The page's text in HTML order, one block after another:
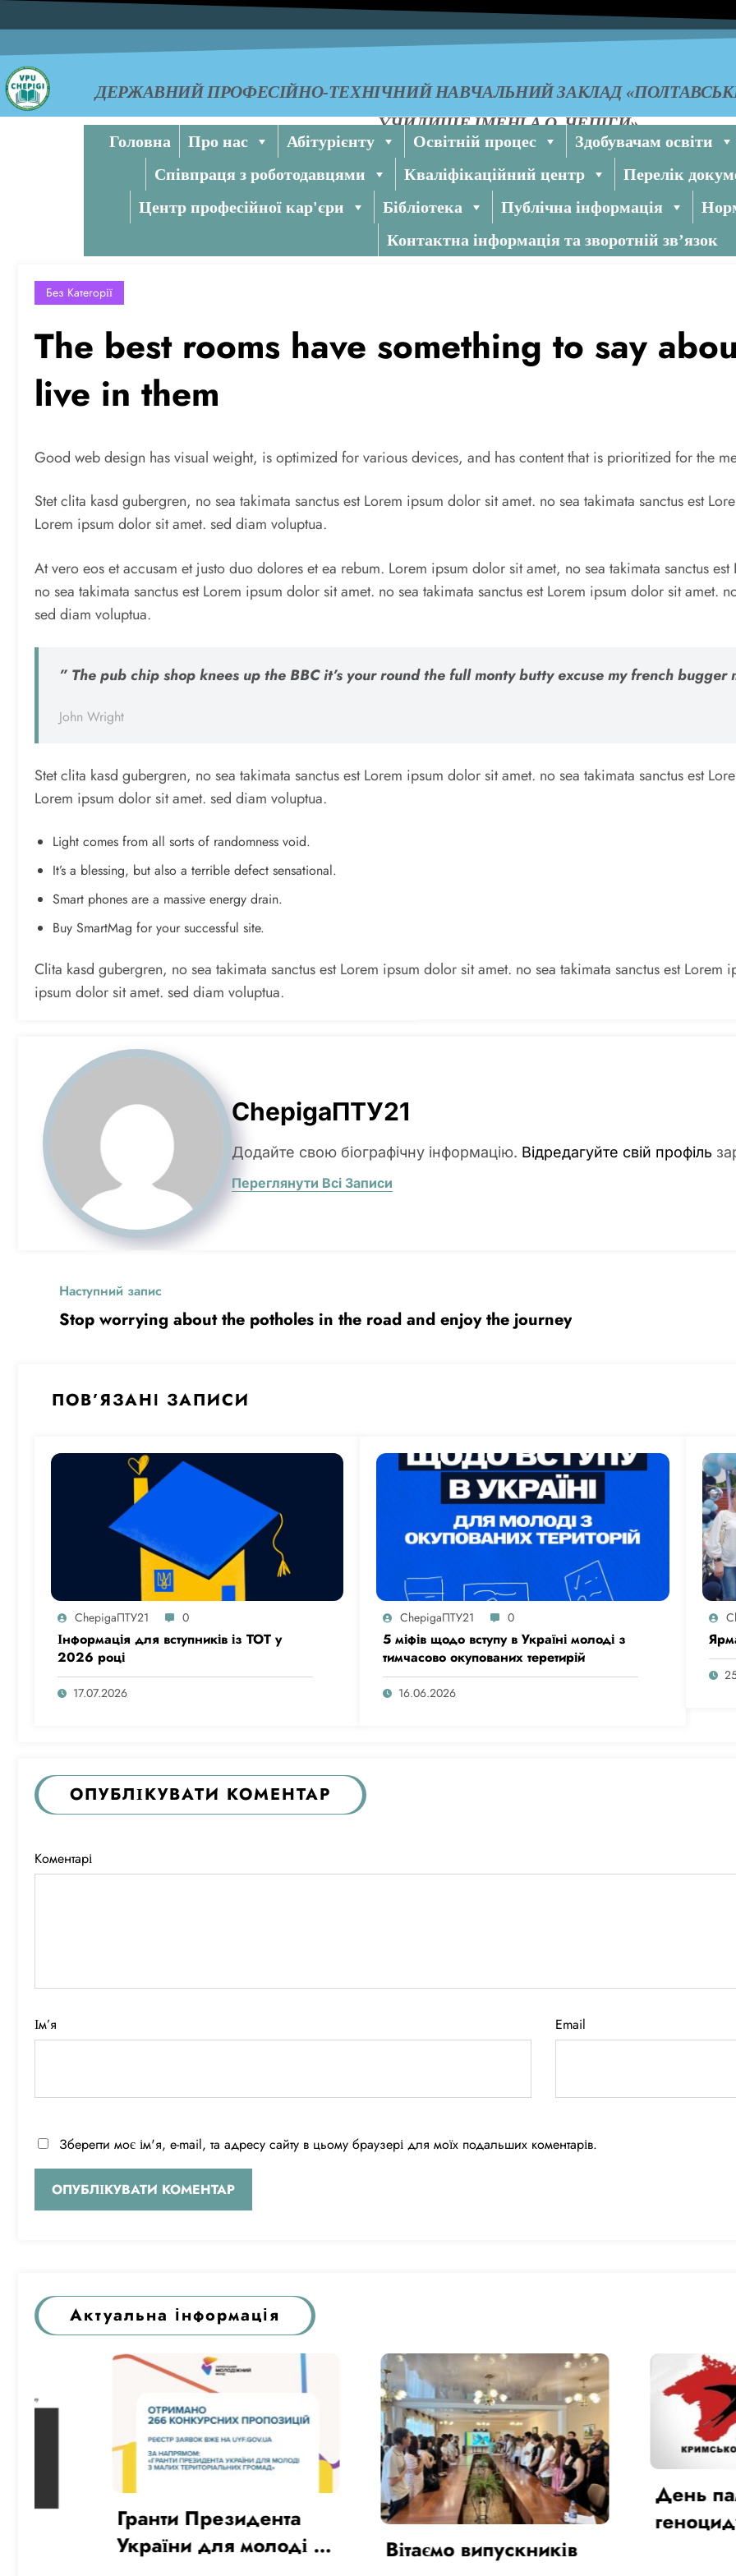
ДЕРЖАВНИЙ ПРОФЕСІЙНО-ТЕХНІЧНИЙ НАВЧАЛЬНИЙ ЗАКЛАД
УЧИЛИЩЕ ІМЕНІ А.О. ЧЕПІГИ»
Головна Про нас Абітурієнту Освітній процес
Здобувачам освіти
Співпраця з роботодавцями
Кваліфікаційний центр
Перелік
Центр професійної кар'єри
Бібліотека Публічна інформація
Контактна інформація та зворотній зв’язок
Без Категорії
The best rooms have something to say
live in them
Good web design has visual weight, is optimized for various devices, and has content that is prioritized for the
Stet clita kasd gubergren, no sea takimata sanctus est Lorem ipsum dolor sit amet. no sea takimata sanctus est
Lorem ipsum dolor sit amet. sed diam voluptua.
At vero eos et accusam et justo duo dolores et ea rebum. Lorem ipsum dolor sit amet, no sea takimata sanctus
no sea takimata sanctus est Lorem ipsum dolor sit amet. no sea takimata sanctus est Lorem ipsum dolor sit amet.
sed diam voluptua.
” The pub chip shop knees up the BBC it’s your round the full monty butty excuse my french bugger
John Wright
Stet clita kasd gubergren, no sea takimata sanctus est Lorem ipsum dolor sit amet. no sea takimata sanctus est
Lorem ipsum dolor sit amet. sed diam voluptua.
Light comes from all sorts of randomness void.
It’s a blessing, but also a terrible defect sensational.
Smart phones are a massive energy drain.
Buy SmartMag for your successful site.
Clita kasd gubergren, no sea takimata sanctus est Lorem ipsum dolor sit amet. no sea takimata sanctus est Lorem
ipsum dolor sit amet. sed diam voluptua.
ChepigaПТУ21
Додайте свою біографічну інформацію. Відредагуйте свій профіль
Переглянути Всі Записи
Наступний запис
Stop worrying about the potholes in the road and enjoy the journey
ПОВ’ЯЗАНІ ЗАПИСИ
ChepigaПТУ21 0
Інформація для вступників із ТОТ у
2026 році
17.07.2026
ChepigaПТУ21 0
5 міфів щодо вступу в Україні молоді з
тимчасово окупованих теретирій
16.06.2026
ОПУБЛІКУВАТИ КОМЕНТАР
Коментарі
Ім’я Email
Зберегти моє ім'я, e-mail, та адресу сайту в цьому браузері для моїх подальших коментарів.
Актуальна інформація
Гранти Президента
України для молоді з
Вітаємо випускників
День пам’яті
геноциду